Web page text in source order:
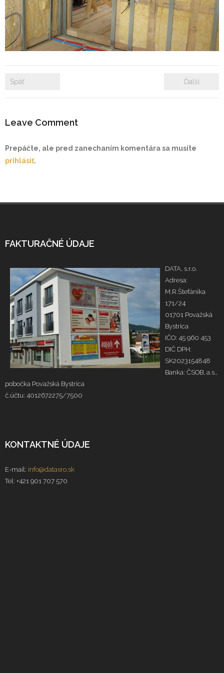
- Zámkové dlažby
- Rekonštrukcie bytových a nebytových priestorov
Späť Ďalší
Leave Comment
Prepáčte, ale pred zanechaním komentára sa musíte
prihlásiť.
FAKTURAČNÉ ÚDAJE
DATA, s.r.o.
Adresa:
M.R.Štefánika
171/24
01701 Považská
Bystrica
IČO: 45 960 453
DIČ DPH:
SK2023154848
Banka: ČSOB, a.s.,
pobočka Považská Bystrica
č.účtu: 4012672275/7500
KONTAKTNÉ ÚDAJE
E-mail: info@datasro.sk
Tel: +421 901 707 570